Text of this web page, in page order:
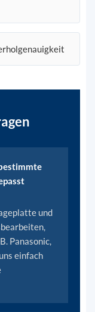
und
Panasonic,
einfach